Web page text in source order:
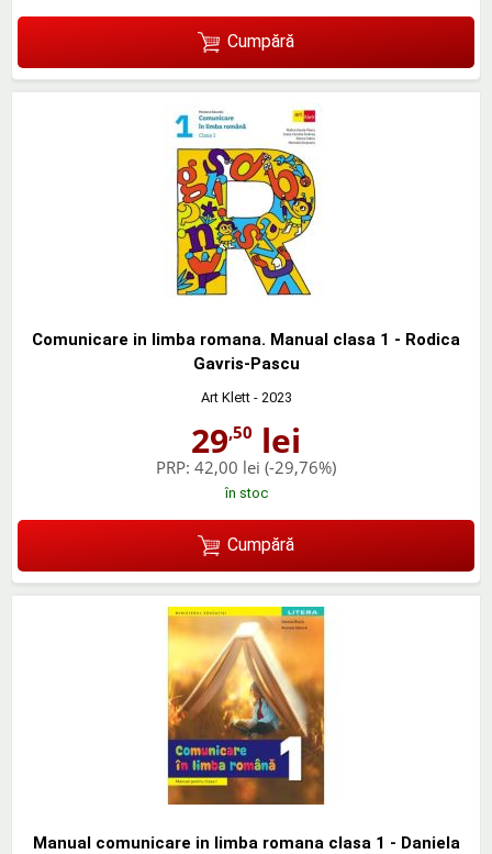
Cumpără
Comunicare in limba romana. Manual clasa 1 - Rodica
Gavris-Pascu
Art Klett- 2023
29,50 lei
PRP: 42,00 lei (-29,76%)
în stoc
Cumpără
Manual comunicare in limba romana clasa 1 - Daniela